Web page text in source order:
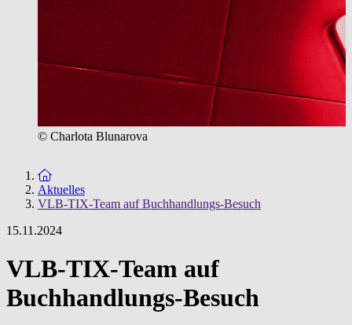
© Charlota Blunarova
Zur Startseite
Aktuelles
VLB-TIX-Team auf Buchhandlungs-Besuch
15.11.2024
VLB-TIX-Team auf
Buchhandlungs-Besuch